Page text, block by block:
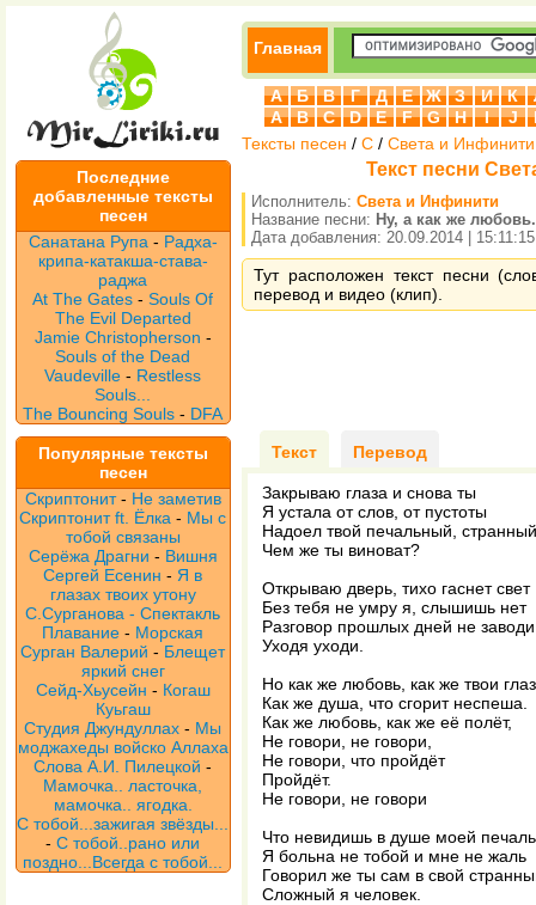
Последние
добавленные тексты
песен
Санатана Рупа - Радха-
крипа-катакша-става-
раджа
At The Gates -Souls Of
The Evil Departed
Jamie Christopherson -
Souls of the Dead
Vaudeville- Restless
Souls...
The Bouncing Souls - DFA
Популярные тексты
песен
Скриптонит- Не заметив
Скриптонит ft. Ёлка - Мы с
тобой связаны
Серёжа Драгни - Вишня
Сергей Есенин - Я в
глазах твоих утону
С.Сурганова - Спектакль
Плавание - Морская
Сурган Валерий - Блещет
яркий снег
Сейд-Хьусейн - Когаш
Куьгаш
Студия Джундуллах - Мы
моджахеды войско Аллаха
Слова А.И. Пилецкой -
Мамочка.. ласточка,
мамочка.. ягодка.
С тобой...зажигая звёзды...
-С тобой..рано или
поздно...Всегда с тобой...
Главная
А Б В Г Д Е Ж З И К
A
B C D E F G H I J
Тексты песен / С / Света и Инфинити
Текст песни
Исполнитель: Света и Инфинити
Название песни: Ну, а как же
Дата добавления: 20.09.2014 | 15:11:15
Тут расположен текст песни
перевод и видео (клип).
Текст Перевод
Закрываю глаза и снова ты
Я устала от слов, от пустоты
Надоел твой печальный,
Чем же ты виноват?
Открываю дверь, тихо гаснет свет
Без тебя не умру я, слышишь нет
Разговор прошлых дней не заводи
Уходя уходи.
Но как же любовь, как же твои
Как же душа, что сгорит неспеша.
Как же любовь, как же её полёт,
Не говори, не говори,
Не говори, что пройдёт
Пройдёт.
Не говори, не говори
Что невидишь в душе моей печаль
Я больна не тобой и мне не жаль
Говорил же ты сам в свой
Сложный я человек.